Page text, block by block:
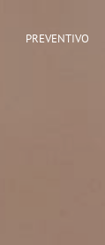
PREVENTIVO